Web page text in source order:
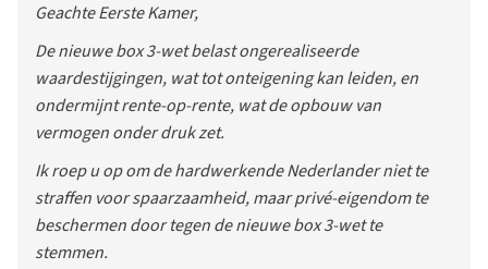
Geachte Eerste Kamer,
De nieuwe box 3-wet belast ongerealiseerde
waardestijgingen, wat tot onteigening kan leiden, en
ondermijnt rente-op-rente, wat de opbouw van
vermogen onder druk zet.
Ik roep u op om de hardwerkende Nederlander niet te
straffen voor spaarzaamheid, maar privé-eigendom te
beschermen door tegen de nieuwe box 3-wet te
stemmen.